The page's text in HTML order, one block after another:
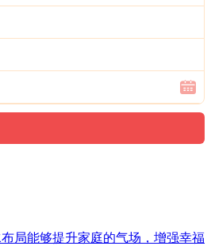
局能够提升家庭的气场，增强幸福